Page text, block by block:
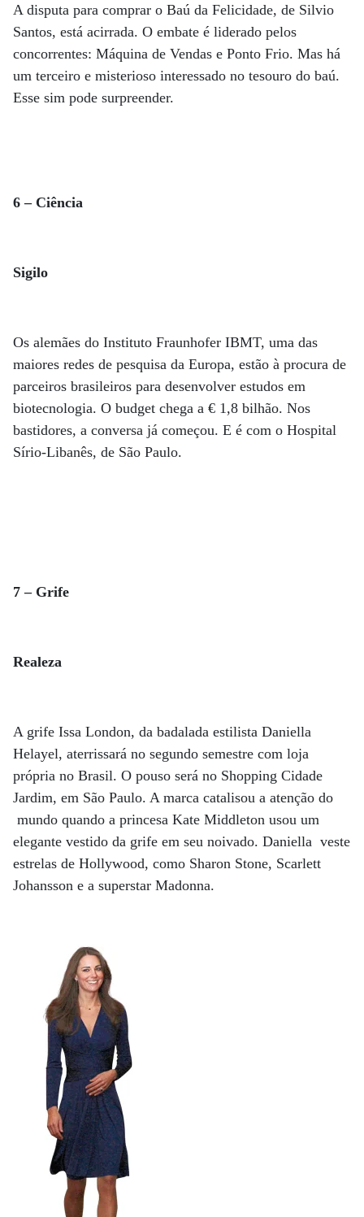
A disputa para comprar o Baú da Felicidade, de Silvio
Santos, está acirrada. O embate é liderado pelos
concorrentes: Máquina de Vendas e Ponto Frio. Mas há
um terceiro e misterioso interessado no tesouro do baú.
Esse sim pode surpreender.
6 – Ciência
Sigilo
Os alemães do Instituto Fraunhofer IBMT, uma das
maiores redes de pesquisa da Europa, estão à procura de
parceiros brasileiros para desenvolver estudos em
biotecnologia. O budget chega a € 1,8 bilhão. Nos
bastidores, a conversa já começou. E é com o Hospital
Sírio-Libanês, de São Paulo.
7 – Grife
Realeza
A grife Issa London, da badalada estilista Daniella
Helayel, aterrissará no segundo semestre com loja
própria no Brasil. O pouso será no Shopping Cidade
Jardim, em São Paulo. A marca catalisou a atenção do
mundo quando a princesa Kate Middleton usou um
elegante vestido da grife em seu noivado. Daniella veste
estrelas de Hollywood, como Sharon Stone, Scarlett
Johansson e a superstar Madonna.